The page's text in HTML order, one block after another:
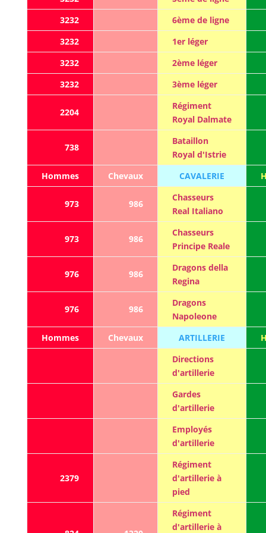
3232
6ème de ligne
3232
1er léger
3232
2ème léger
3232
3ème léger
2204
Régiment
Royal Dalmate
738
Bataillon
Royal d'Istrie
Hommes
Chevaux CAVALERIE
973 986
Chasseurs
Real Italiano
973 986
Chasseurs
Principe Reale
976 986
Dragons della
Regina
976 986
Dragons
Napoleone
Hommes
Chevaux ARTILLERIE
Directions
d'artillerie
Gardes
d'artillerie
Employés
d'artillerie
2379
Régiment
d'artillerie à
pied
Régiment
d'artillerie à